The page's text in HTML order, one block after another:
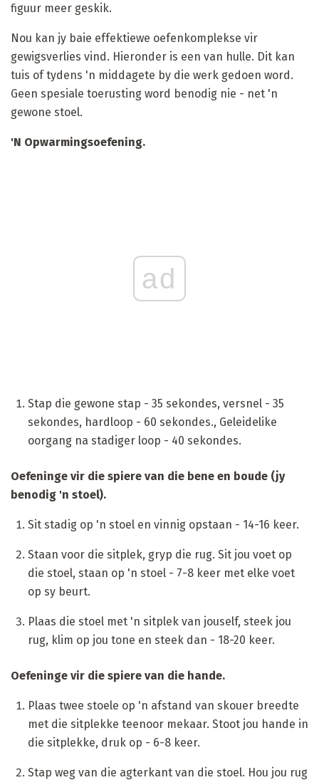
figuur meer geskik.
Nou kan jy baie effektiewe oefenkomplekse vir
gewigsverlies vind. Hieronder is een van hulle. Dit kan
tuis of tydens 'n middagete by die werk gedoen word.
Geen spesiale toerusting word benodig nie - net 'n
gewone stoel.
'N Opwarmingsoefening.
ad
Stap die gewone stap - 35 sekondes, versnel - 35
sekondes, hardloop - 60 sekondes., Geleidelike
oorgang na stadiger loop - 40 sekondes.
Oefeninge vir die spiere van die bene en boude (jy
benodig 'n stoel).
Sit stadig op 'n stoel en vinnig opstaan ​​- 14-16 keer.
Staan voor die sitplek, gryp die rug. Sit jou voet op
die stoel, staan ​​op 'n stoel - 7-8 keer met elke voet
op sy beurt.
Plaas die stoel met 'n sitplek van jouself, steek jou
rug, klim op jou tone en steek dan - 18-20 keer.
Oefeninge vir die spiere van die hande.
Plaas twee stoele op 'n afstand van skouer breedte
met die sitplekke teenoor mekaar. Stoot jou hande in
die sitplekke, druk op - 6-8 keer.
Stap weg van die agterkant van die stoel. Hou jou rug